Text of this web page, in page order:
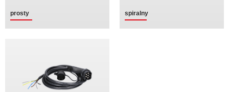
prosty spiralny